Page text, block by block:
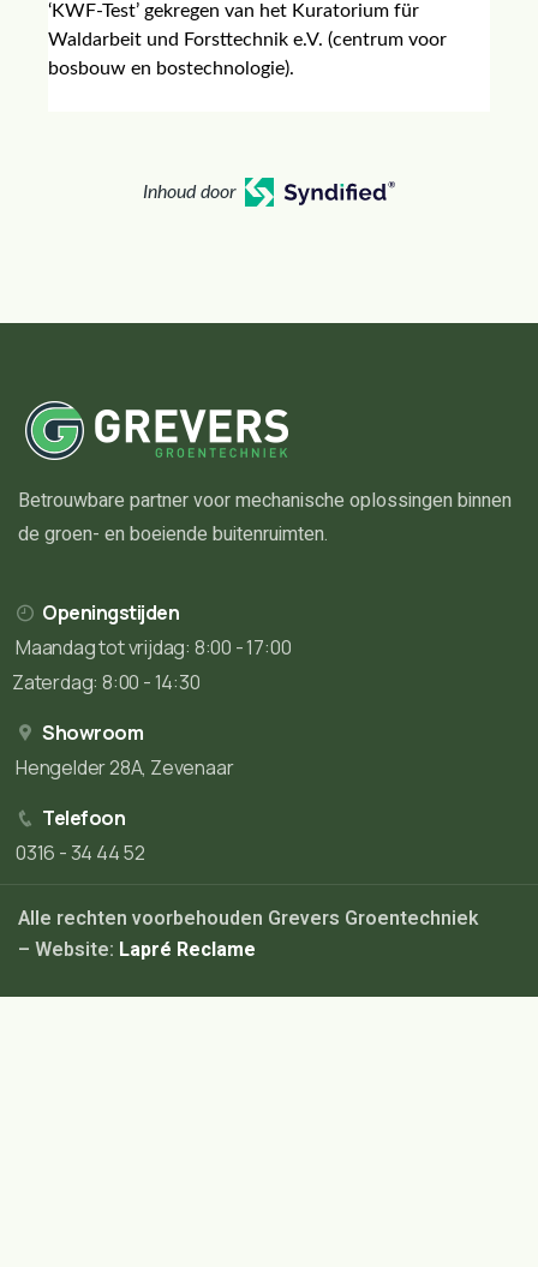
‘KWF-Test’ gekregen van het Kuratorium für
Waldarbeit und Forsttechnik e.V. (centrum voor
bosbouw en bostechnologie).
Inhoud door
Betrouwbare partner voor mechanische oplossingen binnen
de groen- en boeiende buitenruimten.
Openingstijden
Maandag tot vrijdag: 8:00 - 17:00
Zaterdag: 8:00 - 14:30
Showroom
Hengelder 28A, Zevenaar
Telefoon
0316 - 34 44 52
Alle rechten voorbehouden Grevers Groentechniek
– Website: Lapré Reclame